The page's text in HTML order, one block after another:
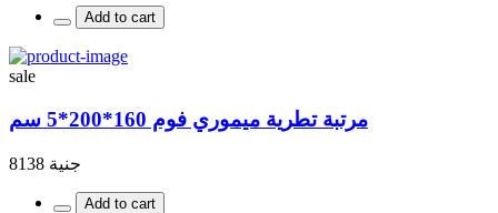
Add to cart
sale
مرتبة تطرية ميموري فوم 160*200*5 سم
جنية 8138
Add to cart